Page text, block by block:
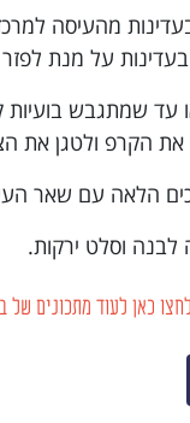
בעדינות על מנת
את הצד השני כ-20-25
כאן לעוד מתכונים של